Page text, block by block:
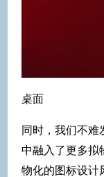
桌面
同时，我们不难
中融入了更多拟
物化的图标设计